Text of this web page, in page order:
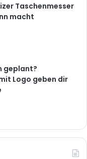
Taschenmesser
macht
geplant?
Logo geben dir